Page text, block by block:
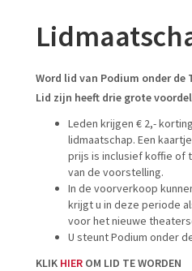
Word lid van Podium onder de
Lid zijn heeft drie grote
Leden krijgen € 2,-
lidmaatschap. Een
prijs is inclusief koffie of
van de voorstelling.
In de voorverkoop
krijgt u in deze periode
voor het nieuwe
U steunt Podium onder
KLIK HIER OM LID TE WORDEN